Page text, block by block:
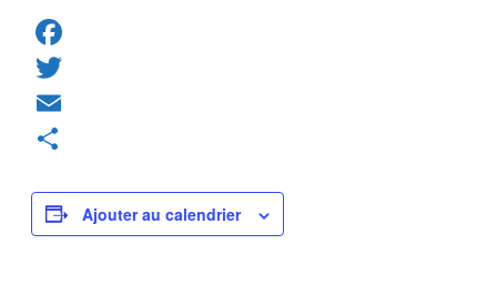
Facebook
Twitter
Email
Ajouter au calendrier